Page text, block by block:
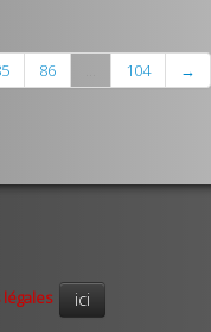
86 104 →
ici